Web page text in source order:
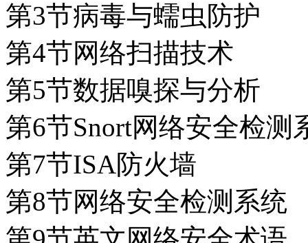
第3节病毒与蠕虫防护
第4节网络扫描技术
第5节数据嗅探与分析
第6节Snort网络安全检测
第7节ISA防火墙
第8节网络安全检测系统